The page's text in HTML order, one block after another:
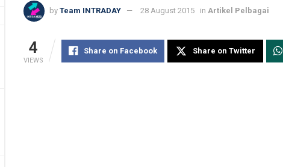
by Team INTRADAY 28 August 2015 in Artikel Pelbagai
4
VIEWS
Share on Facebook Share on Twitter